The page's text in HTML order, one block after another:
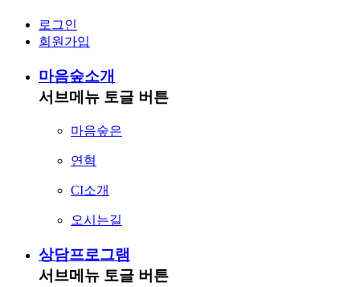
로그인
회원가입
마음숲소개
서브메뉴 토글 버튼
마음숲은
연혁
CI소개
오시는길
상담프로그램
서브메뉴 토글 버튼